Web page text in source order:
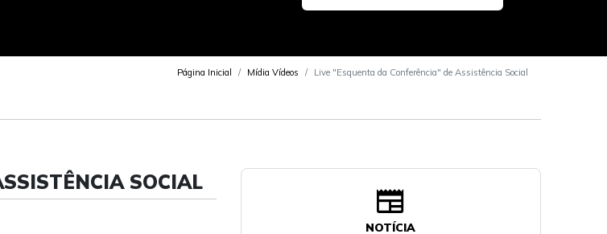
Página Inicial Mídia Vídeos Live "Esquenta da Conferência" de Assistência Social
SOCIAL newspaper
NOTÍCIA